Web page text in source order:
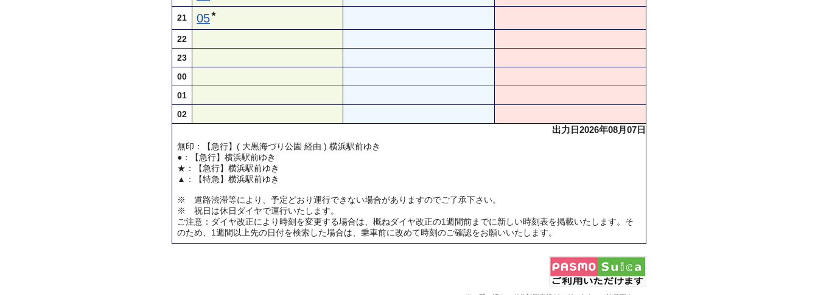
21 05★
22
23
00
01
02
出力日2026年08月07日
無印：【急行】( 大黒海づり公園 経由 ) 横浜駅前ゆき
●：【急行】横浜駅前ゆき
★：【急行】横浜駅前ゆき
▲：【特急】横浜駅前ゆき
※ 道路渋滞等により、予定どおり運行できない場合がありますのでご了承下さい。
※ 祝日は休日ダイヤで運行いたします。
ご注意：ダイヤ改正により時刻を変更する場合は、概ねダイヤ改正の1週間前までに新しい時刻表を掲載いたします。そ
のため、1週間以上先の日付を検索した場合は、乗車前に改めて時刻のご確認をお願いいたします。